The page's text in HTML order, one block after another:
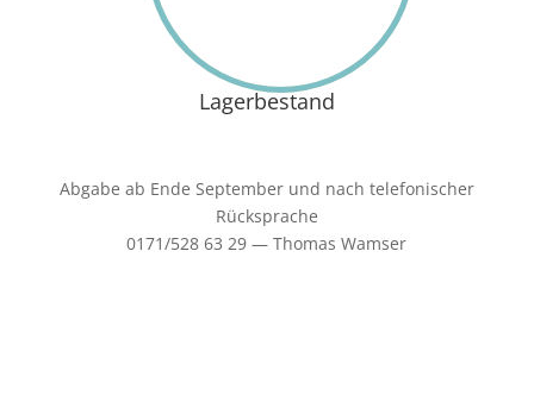
Lagerbestand
Abgabe ab Ende September und nach telefonischer
Rücksprache
0171/528 63 29 — Thomas Wamser